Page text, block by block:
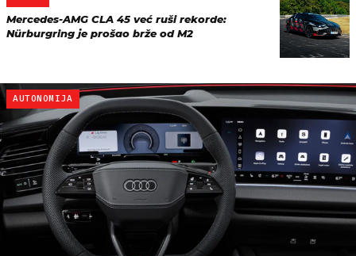
Mercedes-AMG CLA 45 već ruši rekorde:
Nürburgring je prošao brže od M2
AUTONOMIJA